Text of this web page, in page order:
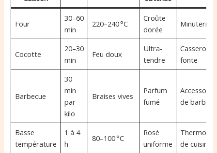
Four
30–60
min
220–240 °C
Croûte
dorée
Minuterie
Cocotte
20–30
min
Feu doux
Ultra-
tendre
Casserole
fonte
Barbecue
30
min
par
kilo
Braises vives
Parfum
fumé
de
Basse
température
1 à 4
h
80–100 °C
Rosé
uniforme
de cuisine